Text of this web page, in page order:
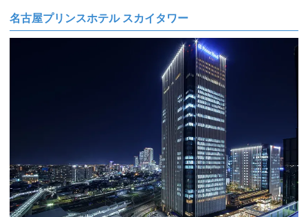
名古屋プリンスホテル スカイタワー